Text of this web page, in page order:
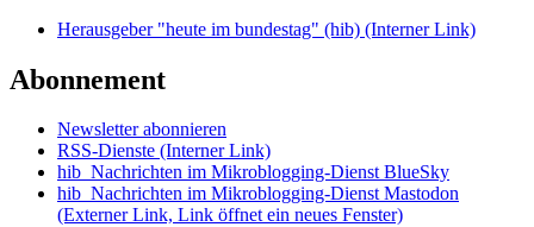
Herausgeber "heute im bundestag" (hib) (Interner Link)
Abonnement
Newsletter abonnieren
RSS-Dienste (Interner Link)
hib_Nachrichten im Mikroblogging-Dienst BlueSky
hib_Nachrichten im Mikroblogging-Dienst Mastodon
(Externer Link, Link öffnet ein neues Fenster)